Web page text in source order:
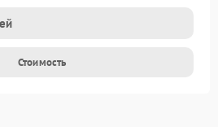
Стоимость